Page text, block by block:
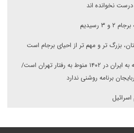
نخوانده اند
رسیدیم
بزرگ تر و مهم تر از احیای برجام است
دادن سوخو از سوی روسیه به ایران در ۱۴۰۲ منوط به رفتار تهران است/
برنامه روشنی ندارد
اسرائیل